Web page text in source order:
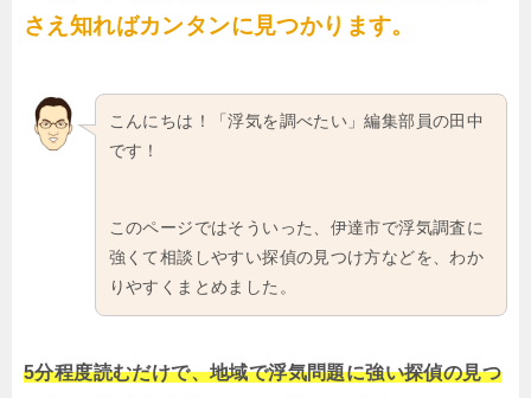
さえ知ればカンタンに見つかります。
こんにちは！「浮気を調べたい」編集部員の田中
です！
このページではそういった、伊達市で浮気調査に
強くて相談しやすい探偵の見つけ方などを、わか
りやすくまとめました。
5分程度読むだけで、地域で浮気問題に強い探偵の見つ